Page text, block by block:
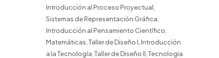
Introducción al Proceso Proyectual,
Sistemas de Representación Gráfica,
Introducción al Pensamiento Científico,
Matemáticas, Taller de Diseño I, Introducción
a la Tecnología, Taller de Diseño II, Tecnología